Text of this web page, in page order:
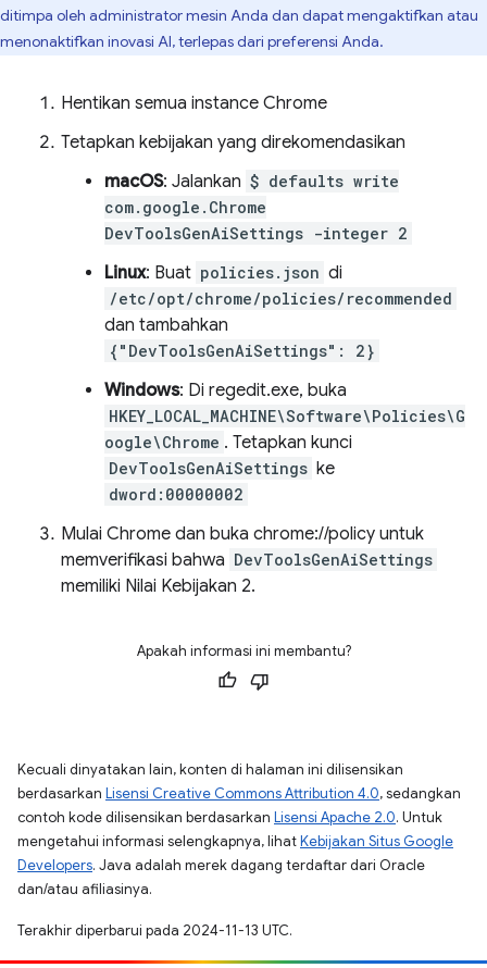
ditimpa oleh administrator mesin Anda dan dapat mengaktifkan atau
menonaktifkan inovasi AI, terlepas dari preferensi Anda.
Hentikan semua instance Chrome
Tetapkan kebijakan yang direkomendasikan
macOS: Jalankan $ defaults write
com.google.Chrome
DevToolsGenAiSettings -integer 2
Linux: Buat policies.json di
/etc/opt/chrome/policies/recommended
dan tambahkan
{"DevToolsGenAiSettings": 2}
Windows: Di regedit.exe, buka
HKEY_LOCAL_MACHINE\Software\Policies\G
oogle\Chrome . Tetapkan kunci
DevToolsGenAiSettings ke
dword:00000002
Mulai Chrome dan buka chrome://policy untuk
memverifikasi bahwa DevToolsGenAiSettings
memiliki Nilai Kebijakan 2.
Apakah informasi ini membantu?
Kecuali dinyatakan lain, konten di halaman ini dilisensikan
berdasarkan Lisensi Creative Commons Attribution 4.0, sedangkan
contoh kode dilisensikan berdasarkan Lisensi Apache 2.0. Untuk
mengetahui informasi selengkapnya, lihatKebijakan Situs Google
Developers. Java adalah merek dagang terdaftar dari Oracle
dan/atau afiliasinya.
Terakhir diperbarui pada 2024-11-13 UTC.